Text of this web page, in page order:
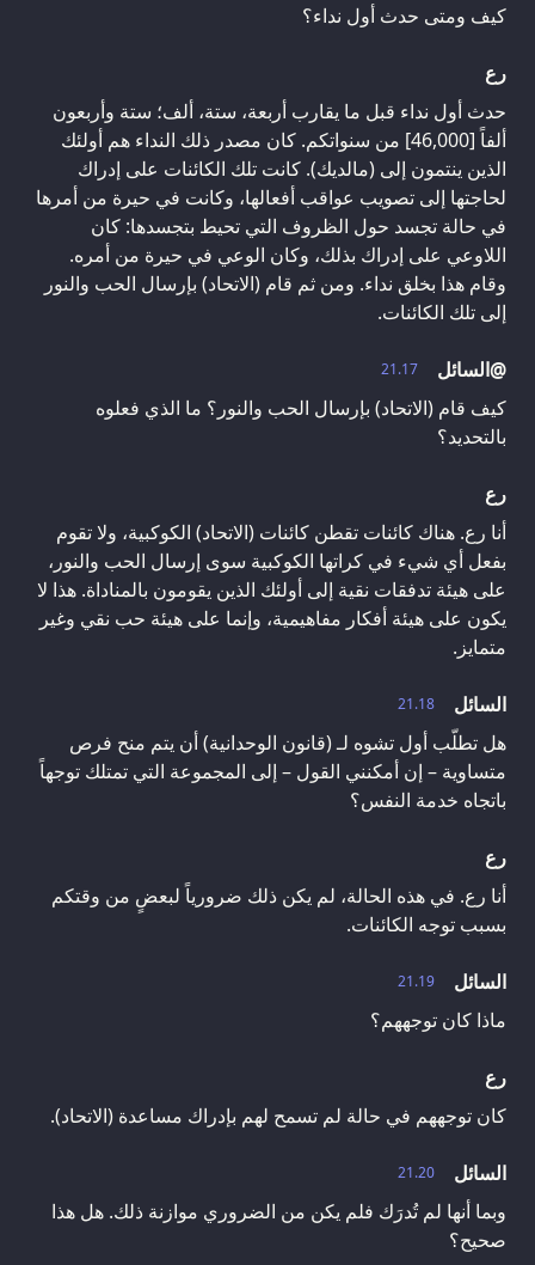
كيف ومتى حدث أول نداء؟
رع
حدث أول نداء قبل ما يقارب أربعة، ستة، ألف؛ ستة وأربعون
ألفاً [46,000] من سنواتكم. كان مصدر ذلك النداء هم أولئك
الذين ينتمون إلى (مالديك). كانت تلك الكائنات على إدراك
لحاجتها إلى تصويب عواقب أفعالها، وكانت في حيرة من أمرها
في حالة تجسد حول الظروف التي تحيط بتجسدها: كان
اللاوعي على إدراك بذلك، وكان الوعي في حيرة من أمره.
وقام هذا بخلق نداء. ومن ثم قام (الاتحاد) بإرسال الحب والنور
إلى تلك الكائنات.
21.17
@السائل
كيف قام (الاتحاد) بإرسال الحب والنور؟ ما الذي فعلوه
بالتحديد؟
رع
أنا رع. هناك كائنات تقطن كائنات (الاتحاد) الكوكبية، ولا تقوم
بفعل أي شيء في كراتها الكوكبية سوى إرسال الحب والنور،
على هيئة تدفقات نقية إلى أولئك الذين يقومون بالمناداة. هذا لا
يكون على هيئة أفكار مفاهيمية، وإنما على هيئة حب نقي وغير
متمايز.
21.18
السائل
هل تطلّب أول تشوه لـ (قانون الوحدانية) أن يتم منح فرص
متساوية – إن أمكنني القول – إلى المجموعة التي تمتلك توجهاً
باتجاه خدمة النفس؟
رع
أنا رع. في هذه الحالة، لم يكن ذلك ضرورياً لبعضٍ من وقتكم
بسبب توجه الكائنات.
21.19
السائل
ماذا كان توجههم؟
رع
كان توجههم في حالة لم تسمح لهم بإدراك مساعدة (الاتحاد).
21.20
السائل
وبما أنها لم تُدرَك فلم يكن من الضروري موازنة ذلك. هل هذا
صحيح؟